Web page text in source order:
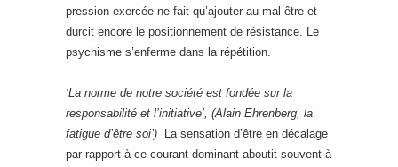
pression exercée ne fait qu’ajouter au mal-être et
durcit encore le positionnement de résistance. Le
psychisme s’enferme dans la répétition.
‘La norme de notre société est fondée sur la
responsabilité et l’initiative’, (Alain Ehrenberg, la
fatigue d’être soi’) La sensation d’être en décalage
par rapport à ce courant dominant aboutit souvent à